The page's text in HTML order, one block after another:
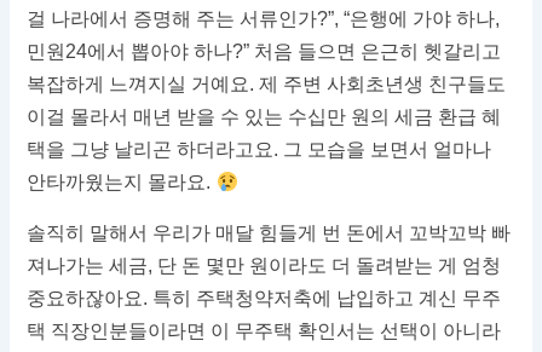
걸 나라에서 증명해 주는 서류인가?”, “은행에 가야 하나,
민원24에서 뽑아야 하나?” 처음 들으면 은근히 헷갈리고
복잡하게 느껴지실 거예요. 제 주변 사회초년생 친구들도
이걸 몰라서 매년 받을 수 있는 수십만 원의 세금 환급 혜
택을 그냥 날리곤 하더라고요. 그 모습을 보면서 얼마나
안타까웠는지 몰라요.
솔직히 말해서 우리가 매달 힘들게 번 돈에서 꼬박꼬박 빠
져나가는 세금, 단 돈 몇만 원이라도 더 돌려받는 게 엄청
중요하잖아요. 특히 주택청약저축에 납입하고 계신 무주
택 직장인분들이라면 이 무주택 확인서는 선택이 아니라